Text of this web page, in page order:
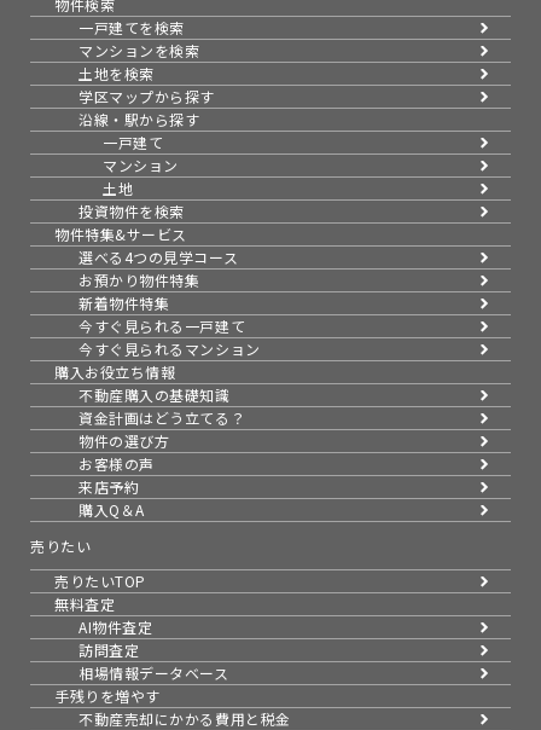
物件検索
一戸建てを検索
マンションを検索
土地を検索
学区マップから探す
沿線・駅から探す
一戸建て
マンション
土地
投資物件を検索
物件特集&サービス
選べる4つの見学コース
お預かり物件特集
新着物件特集
今すぐ見られる一戸建て
今すぐ見られるマンション
購入お役立ち情報
不動産購入の基礎知識
資金計画はどう立てる？
物件の選び方
お客様の声
来店予約
購入Q＆A
売りたい
売りたいTOP
無料査定
AI物件査定
訪問査定
相場情報データベース
手残りを増やす
不動産売却にかかる費用と税金